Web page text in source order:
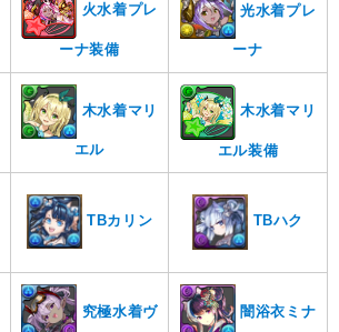
火水着プレ
ーナ装備
光水着プレ
ーナ
木水着マリ
エル
木水着マリ
エル装備
TBカリン TBハク
究極水着ヴ 闇浴衣ミナ